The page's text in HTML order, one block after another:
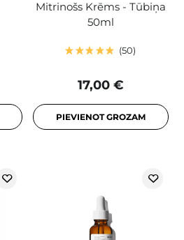
Mitrinošs Krēms - Tūbiņa
50ml
50
17,00 €
PIEVIENOT GROZAM